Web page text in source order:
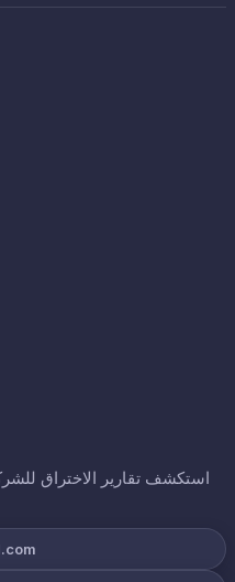
استكشف تقارير الاختراق